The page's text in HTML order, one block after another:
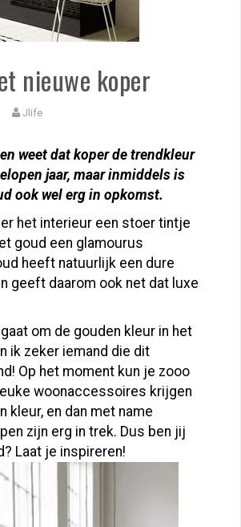
nieuwe koper
Jlife
weet dat koper de trendkleur
jaar, maar inmiddels is
ook wel erg in opkomst.
het interieur een stoer tintje
goud een glamourus
heeft natuurlijk een dure
geeft daarom ook net dat luxe
om de gouden kleur in het
ik zeker iemand die dit
Op het moment kun je zooo
woonaccessoires krijgen
kleur, en dan met name
zijn erg in trek. Dus ben jij
Laat je inspireren!